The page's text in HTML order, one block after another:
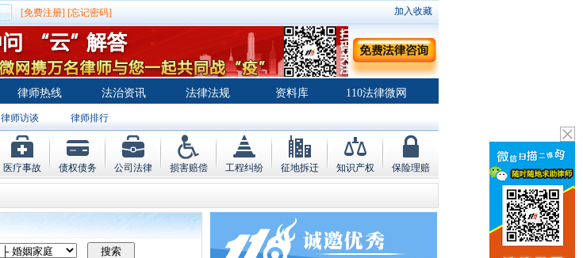
[免费注册] [忘记密码] 加入收藏
律师热线 法治资讯 法律法规 资料库 110法律微网
律师访谈 律师排行
医疗事故 债权债务 公司法律 损害赔偿 工程纠纷 征地拆迁 知识产权 保险理赔